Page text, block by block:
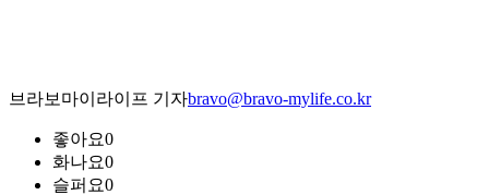
브라보마이라이프 기자bravo@bravo-mylife.co.kr
좋아요0
화나요0
슬퍼요0